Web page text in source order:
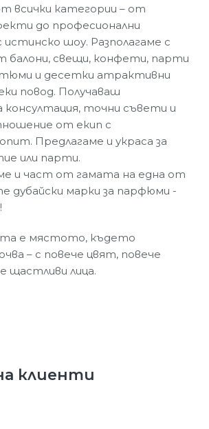
всички категории – от
до професионални
шоу. Разполагаме с
балони, свещи, конфети, парти
и десетки атрактивни
повод. Получаваш
консултация, точни съвети и
от екип с
Предлагаме и украса за
или парти.
и част от гамата на една от
дубайски марки за парфюми -
е мястото, където
– с повече цвят, повече
щастливи лица.
клиенти